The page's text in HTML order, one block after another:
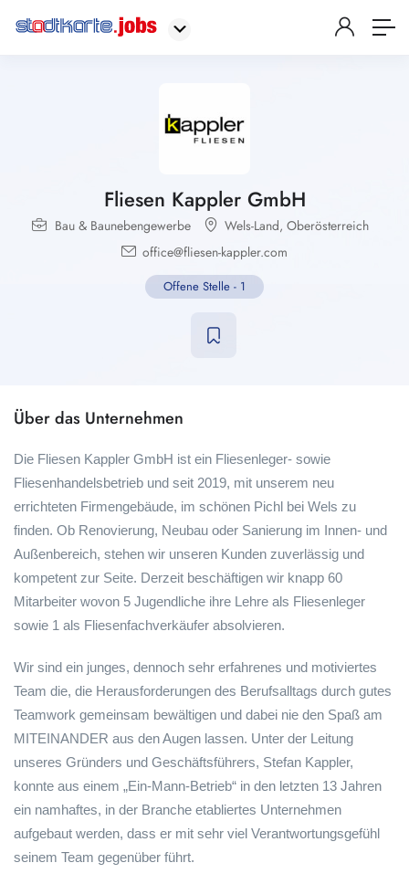
Fliesen Kappler GmbH
Bau & Baunebengewerbe Wels-Land, Oberösterreich
office@fliesen-kappler.com
Offene Stelle - 1
Über das Unternehmen
Die Fliesen Kappler GmbH ist ein Fliesenleger- sowie
Fliesenhandelsbetrieb und seit 2019, mit unserem neu
errichteten Firmengebäude, im schönen Pichl bei Wels zu
finden. Ob Renovierung, Neubau oder Sanierung im Innen- und
Außenbereich, stehen wir unseren Kunden zuverlässig und
kompetent zur Seite. Derzeit beschäftigen wir knapp 60
Mitarbeiter wovon 5 Jugendliche ihre Lehre als Fliesenleger
sowie 1 als Fliesenfachverkäufer absolvieren.
Wir sind ein junges, dennoch sehr erfahrenes und motiviertes
Team die, die Herausforderungen des Berufsalltags durch gutes
Teamwork gemeinsam bewältigen und dabei nie den Spaß am
MITEINANDER aus den Augen lassen. Unter der Leitung
unseres Gründers und Geschäftsführers, Stefan Kappler,
konnte aus einem „Ein-Mann-Betrieb“ in den letzten 13 Jahren
ein namhaftes, in der Branche etabliertes Unternehmen
aufgebaut werden, dass er mit sehr viel Verantwortungsgefühl
seinem Team gegenüber führt.